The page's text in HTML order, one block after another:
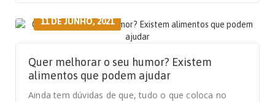
11 DE JUNHO, 2021
Quer melhorar o seu humor? Existem
alimentos que podem ajudar
Ainda tem dúvidas de que, tudo o que coloca no